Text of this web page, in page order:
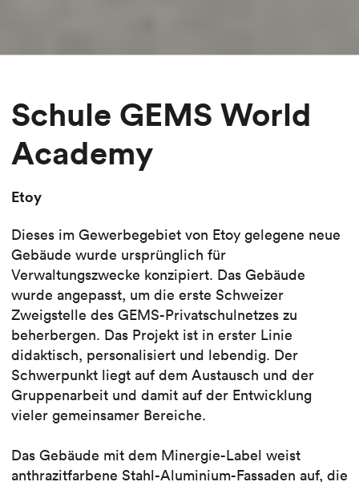
Schule GEMS World
Academy
Etoy
Dieses im Gewerbegebiet von Etoy gelegene neue
Gebäude wurde ursprünglich für
Verwaltungszwecke konzipiert. Das Gebäude
wurde angepasst, um die erste Schweizer
Zweigstelle des GEMS-Privatschulnetzes zu
beherbergen. Das Projekt ist in erster Linie
didaktisch, personalisiert und lebendig. Der
Schwerpunkt liegt auf dem Austausch und der
Gruppenarbeit und damit auf der Entwicklung
vieler gemeinsamer Bereiche.
Das Gebäude mit dem Minergie-Label weist
anthrazitfarbene Stahl-Aluminium-Fassaden auf, die